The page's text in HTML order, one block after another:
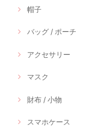
帽子
バッグ / ポーチ
アクセサリー
マスク
財布 / 小物
スマホケース